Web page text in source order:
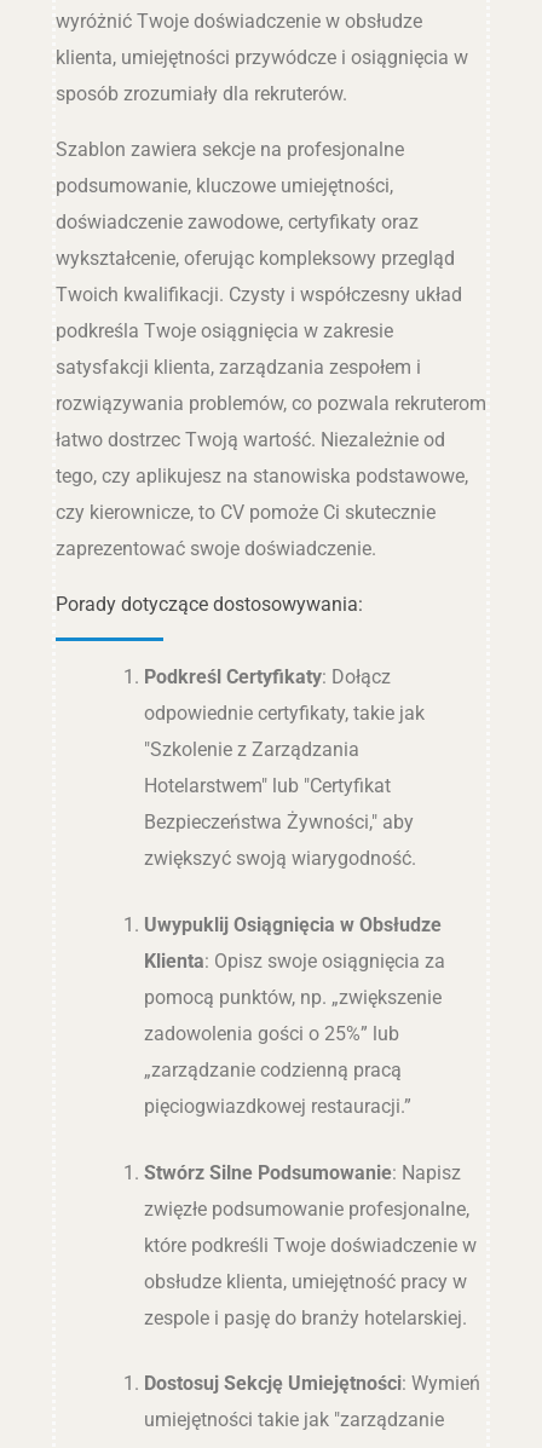
wyróżnić Twoje doświadczenie w obsłudze
klienta, umiejętności przywódcze i osiągnięcia w
sposób zrozumiały dla rekruterów.
Szablon zawiera sekcje na profesjonalne
podsumowanie, kluczowe umiejętności,
doświadczenie zawodowe, certyfikaty oraz
wykształcenie, oferując kompleksowy przegląd
Twoich kwalifikacji. Czysty i współczesny układ
podkreśla Twoje osiągnięcia w zakresie
satysfakcji klienta, zarządzania zespołem i
rozwiązywania problemów, co pozwala rekruterom
łatwo dostrzec Twoją wartość. Niezależnie od
tego, czy aplikujesz na stanowiska podstawowe,
czy kierownicze, to CV pomoże Ci skutecznie
zaprezentować swoje doświadczenie.
Porady dotyczące dostosowywania:
Podkreśl Certyfikaty: Dołącz
odpowiednie certyfikaty, takie jak
"Szkolenie z Zarządzania
Hotelarstwem" lub "Certyfikat
Bezpieczeństwa Żywności," aby
zwiększyć swoją wiarygodność.
Uwypuklij Osiągnięcia w Obsłudze
Klienta: Opisz swoje osiągnięcia za
pomocą punktów, np. „zwiększenie
zadowolenia gości o 25%” lub
„zarządzanie codzienną pracą
pięciogwiazdkowej restauracji.”
Stwórz Silne Podsumowanie: Napisz
zwięzłe podsumowanie profesjonalne,
które podkreśli Twoje doświadczenie w
obsłudze klienta, umiejętność pracy w
zespole i pasję do branży hotelarskiej.
Dostosuj Sekcję Umiejętności: Wymień
umiejętności takie jak "zarządzanie